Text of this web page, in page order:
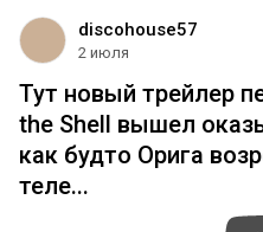
discohouse57
2 июля
Тут новый трейлер
the Shell вышел
как будто Орига
теле...